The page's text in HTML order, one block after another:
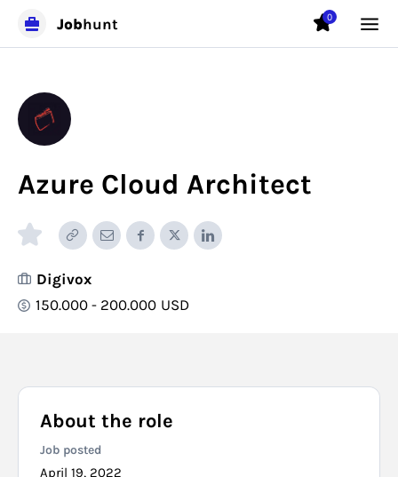
Jobhunt 0
Azure Cloud Architect
Digivox
150.000 - 200.000 USD
About the role
Job posted
April 19, 2022